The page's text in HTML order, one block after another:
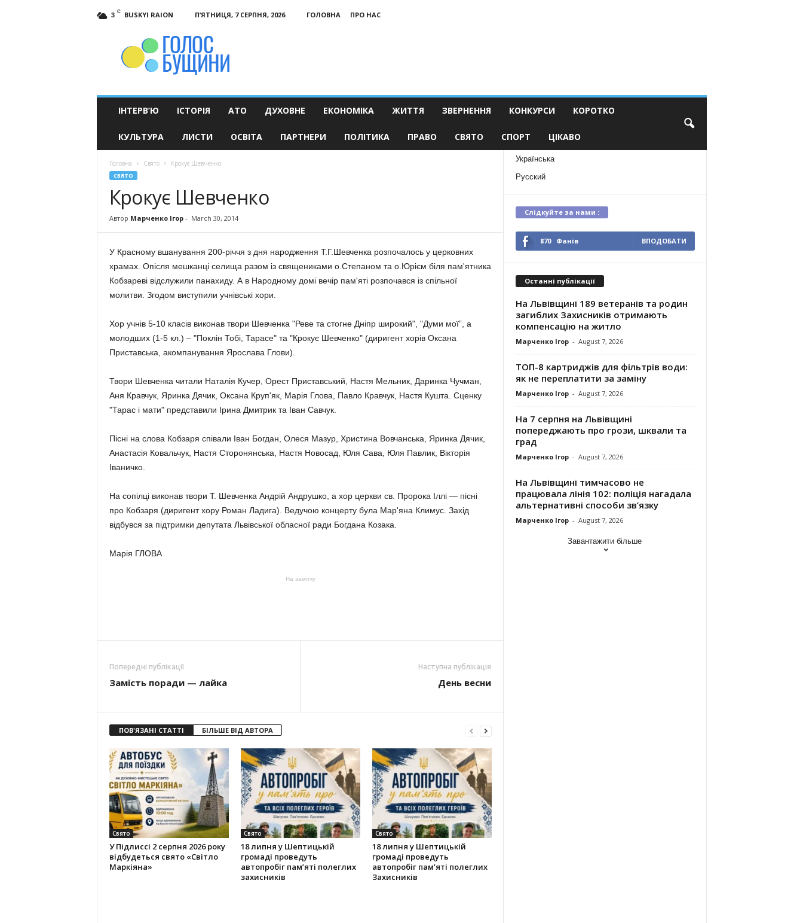
3 C BUSKYI RAION П’ЯТНИЦЯ, 7 СЕРПНЯ, 2026 ГОЛОВНА
ПРО НАС
ІНТЕРВ’Ю ІСТОРІЯ АТО ДУХОВНЕ ЕКОНОМІКА ЖИТТЯ ЗВЕРНЕННЯ КОНКУРСИ КОРОТКО
КУЛЬТУРА ЛИСТИ ОСВІТА ПАРТНЕРИ ПОЛІТИКА ПРАВО СВЯТО СПОРТ ЦІКАВО
Головна Свято Крокує Шевченко
СВЯТО
Крокує Шевченко
Автор Марченко Ігор- March 30, 2014
У Красному вшанування 200-річчя з дня народження Т.Г.Шевченка розпочалось у церковних
храмах. Опісля мешканці селища разом із священиками о.Степаном та о.Юрієм біля пам'ятника
Кобзареві відслужили панахиду. А в Народному домі вечір пам'яті розпочався із спільної
молитви. Згодом виступили учнівські хори.
Хор учнів 5-10 класів виконав твори Шевченка "Реве та стогне Дніпр широкий", "Думи мої”, а
молодших (1-5 кл.) – "Поклін Тобі, Тарасе" та "Крокує Шевченко" (диригент хорів Оксана
Приставська, акомпанування Ярослава Глови).
Твори Шевченка читали Наталія Кучер, Орест Приставський, Настя Мельник, Даринка Чучман,
Аня Кравчук, Яринка Дячик, Оксана Круп'як, Марія Глова, Павло Кравчук, Настя Кушта. Сценку
"Тарас і мати" представили Ірина Дмитрик та Іван Савчук.
Пісні на слова Кобзаря співали Іван Богдан, Олеся Мазур, Христина Вовчанська, Яринка Дячик,
Анастасія Ковальчук, Настя Сторонянська, Настя Новосад, Юля Сава, Юля Павлик, Вікторія
Іваничко.
На сопілці виконав твори Т. Шевченка Андрій Андрушко, а хор церкви св. Пророка Іллі — пісні
про Кобзаря (диригент хору Роман Ладига). Ведучою концерту була Мар'яна Климус. Захід
відбувся за підтримки депутата Львівської обласної ради Богдана Козака.
Марія ГЛОВА
На замітку
Попередні публікації
Замість поради — лайка
Наступна публікація
День весни
ПОВ'ЯЗАНІ СТАТТІ БІЛЬШЕ ВІД АВТОРА
Свято
У Підлиссі 2 серпня 2026 року
відбудеться свято «Світло
Маркіяна»
Свято
18 липня у Шептицькій
громаді проведуть
автопробіг пам’яті полеглих
захисників
Свято
18 липня у Шептицькій
громаді проведуть
автопробіг пам’яті полеглих
Захисників
Українська
Русский
Слідкуйте за нами :
870 Фанів ВПОДОБАТИ
Останні публікації
На Львівщині 189 ветеранів та родин
загиблих Захисників отримають
компенсацію на житло
Марченко Ігор - August 7, 2026
ТОП-8 картриджів для фільтрів води:
як не переплатити за заміну
Марченко Ігор - August 7, 2026
На 7 серпня на Львівщині
попереджають про грози, шквали та
град
Марченко Ігор - August 7, 2026
На Львівщині тимчасово не
працювала лінія 102: поліція нагадала
альтернативні способи зв’язку
Марченко Ігор - August 7, 2026
Завантажити більше